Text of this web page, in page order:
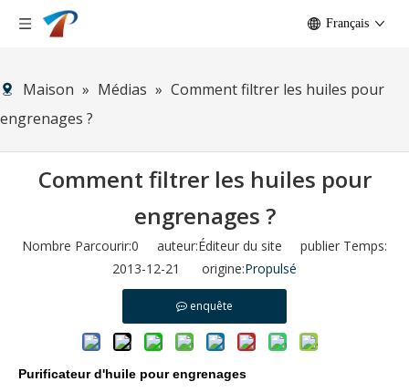
Français
Maison » Médias » Comment filtrer les huiles pour
engrenages ?
Comment filtrer les huiles pour
engrenages ?
Nombre Parcourir:0 auteur:Éditeur du site publier Temps:
2013-12-21 origine:Propulsé
enquête
Purificateur d'huile pour engrenages